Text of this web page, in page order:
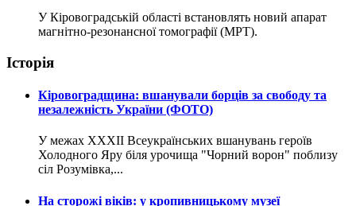
У Кіровоградській області встановлять новий апарат
магнітно-резонансної томографії (МРТ).
Історія
Кіровоградщина: вшанували борців за свободу та
незалежність України (ФОТО)
У межах XXXII Всеукраїнських вшанувань героїв
Холодного Яру біля урочища "Чорний ворон" поблизу
сіл Розумівка,...
На сторожі віків: у кропивницькому музеї